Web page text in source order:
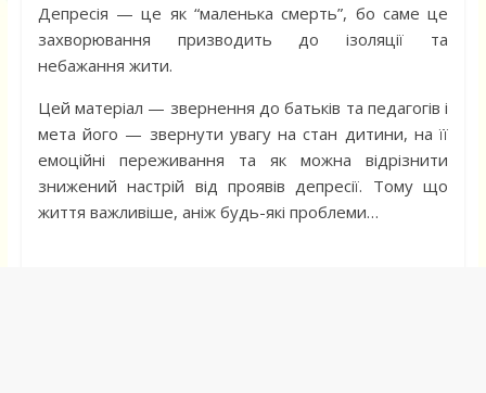
Депресія — це як “маленька смерть”, бо саме це
захворювання призводить до ізоляції та
небажання жити.
Цей матеріал — звернення до батьків та педагогів і
мета його — звернути увагу на стан дитини, на її
емоційні переживання та як можна відрізнити
знижений настрій від проявів депресії. Тому що
життя важливіше, аніж будь-які проблеми…